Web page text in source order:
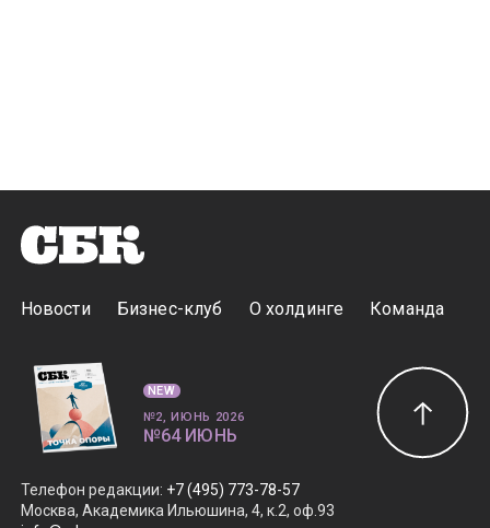
Новости Бизнес-клуб О холдинге Команда
Телефон редакции: +7 (495) 773-78-57
Москва, Академика Ильюшина, 4, к.2, оф.93
NEW
№2, ИЮНЬ 2026
№64 ИЮНЬ